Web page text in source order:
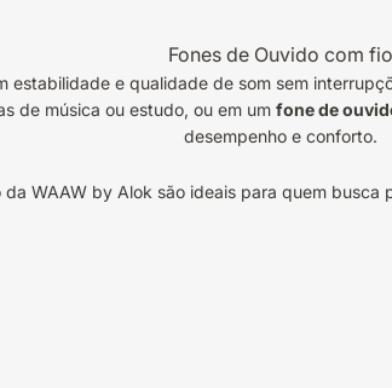
Fones de Ouvido com fio
estabilidade e qualidade de som sem
de música ou estudo, ou em um fone de
desempenho e conforto.
WAAW by Alok são ideais para quem